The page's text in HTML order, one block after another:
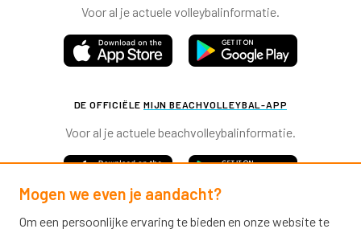
Voor al je actuele volleybalinformatie.
DE OFFICIËLE MIJN BEACHVOLLEYBAL-APP
Voor al je actuele beachvolleybalinformatie.
Mogen we even je aandacht?
Om een persoonlijke ervaring te bieden en onze website te